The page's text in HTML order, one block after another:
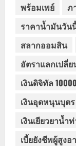
พร้อมเพย์
ภ
ราคาน้ำมันวัน
สลากออมสิน
อัตราแลกเปลี่ย
เงินดิจิทัล
เงินอุดหนุนบุตร
เงินเยียวยาน้ำ
เบี้ยยังชีพผู้สูงอ